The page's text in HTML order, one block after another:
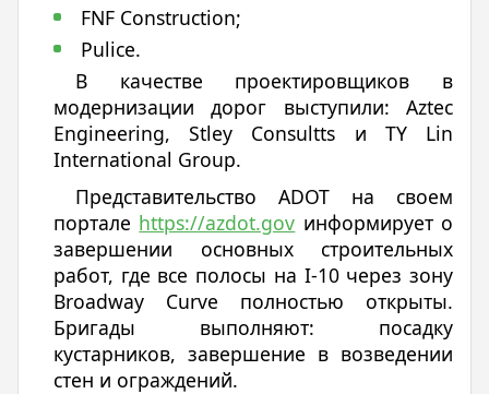
FNF Construction;
Pulice.
В качестве проектировщиков в
модернизации дорог выступили: Aztec
Engineering, Stley Consultts и TY Lin
International Group.
Представительство ADOT на своем
портале https://azdot.gov информирует о
завершении основных строительных
работ, где все полосы на I-10 через зону
Broadway Curve полностью открыты.
Бригады выполняют: посадку
кустарников, завершение в возведении
стен и ограждений.